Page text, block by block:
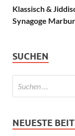
Klassisch &
Synagoge
SUCHEN
NEUESTE